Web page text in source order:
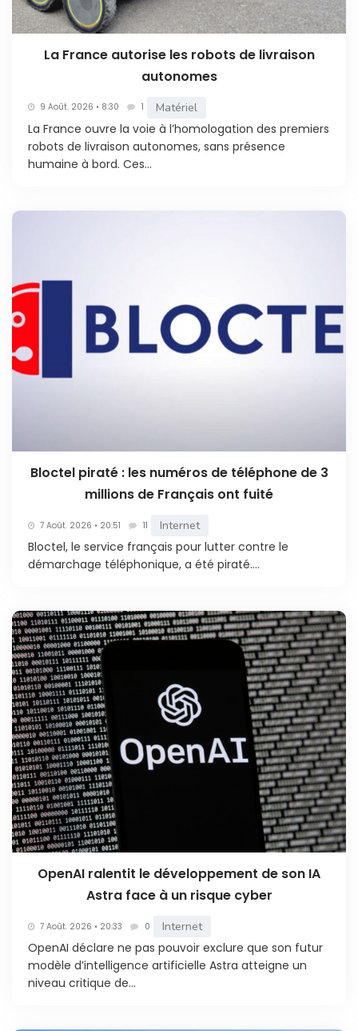
La France autorise les robots de livraison
autonomes
9 Août. 2026 • 8:30 1 Matériel
La France ouvre la voie à l’homologation des premiers
robots de livraison autonomes, sans présence
humaine à bord. Ces...
Bloctel piraté : les numéros de téléphone de 3
millions de Français ont fuité
7 Août. 2026 • 20:51 11 Internet
Bloctel, le service français pour lutter contre le
démarchage téléphonique, a été piraté....
OpenAI ralentit le développement de son IA
Astra face à un risque cyber
7 Août. 2026 • 20:33 0 Internet
OpenAI déclare ne pas pouvoir exclure que son futur
modèle d’intelligence artificielle Astra atteigne un
niveau critique de...